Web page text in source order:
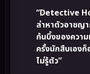
“Detective
ล่าหาตัวอาชญ
ก้นบึ้งของควา
ครั้งนักสืบเองก็
ไม่รู้ตัว”